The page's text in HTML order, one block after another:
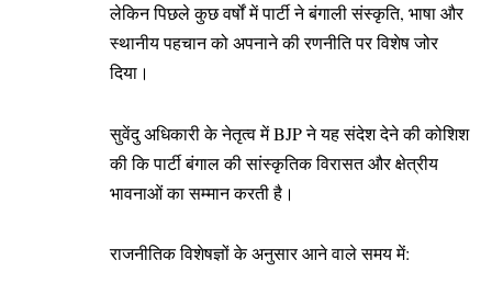
लेकिन पिछले कुछ वर्षों में पार्टी ने बंगाली संस्कृति, भाषा और
स्थानीय पहचान को अपनाने की रणनीति पर विशेष जोर
दिया।
सुवेंदु अधिकारी के नेतृत्व में BJP ने यह संदेश देने की कोशिश
की कि पार्टी बंगाल की सांस्कृतिक विरासत और क्षेत्रीय
भावनाओं का सम्मान करती है।
राजनीतिक विशेषज्ञों के अनुसार आने वाले समय में: